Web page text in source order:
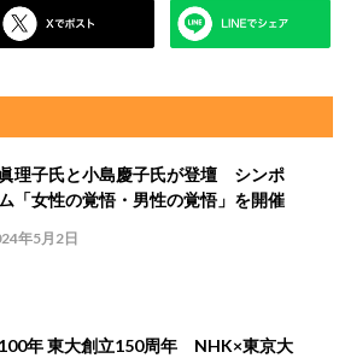
理子氏と小島慶子氏が登壇 シンポ
「女性の覚悟・男性の覚悟」を開催
年5月2日
年 東大創立150周年 NHK×東京大